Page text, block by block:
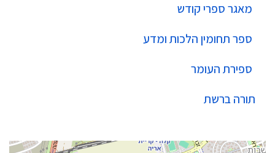
מאגר ספרי קודש
ספר תחומין הלכות ומדע
ספירת העומר
תורה ברשת